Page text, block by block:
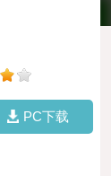
PC下载